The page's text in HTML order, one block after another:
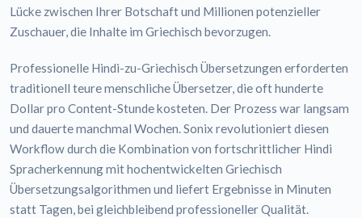
Lücke zwischen Ihrer Botschaft und Millionen potenzieller
Zuschauer, die Inhalte im Griechisch bevorzugen.
Professionelle Hindi-zu-Griechisch Übersetzungen erforderten
traditionell teure menschliche Übersetzer, die oft hunderte
Dollar pro Content-Stunde kosteten. Der Prozess war langsam
und dauerte manchmal Wochen. Sonix revolutioniert diesen
Workflow durch die Kombination von fortschrittlicher Hindi
Spracherkennung mit hochentwickelten Griechisch
Übersetzungsalgorithmen und liefert Ergebnisse in Minuten
statt Tagen, bei gleichbleibend professioneller Qualität.